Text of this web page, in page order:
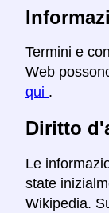
Termini e
Web
qui .
Diritto
Le
state
Wikipedia.